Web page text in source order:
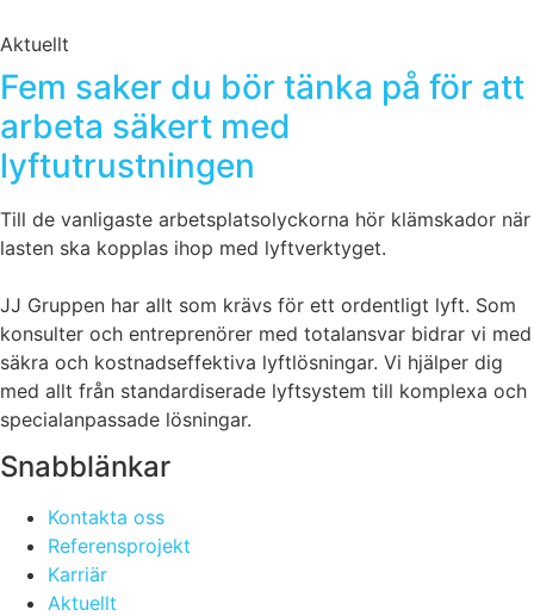
Aktuellt
Fem saker du bör tänka på för att
arbeta säkert med
lyftutrustningen
Till de vanligaste arbetsplatsolyckorna hör klämskador när
lasten ska kopplas ihop med lyftverktyget.
JJ Gruppen har allt som krävs för ett ordentligt lyft. Som
konsulter och entreprenörer med totalansvar bidrar vi med
säkra och kostnadseffektiva lyftlösningar. Vi hjälper dig
med allt från standardiserade lyftsystem till komplexa och
specialanpassade lösningar.
Snabblänkar
Kontakta oss
Referensprojekt
Karriär
Aktuellt